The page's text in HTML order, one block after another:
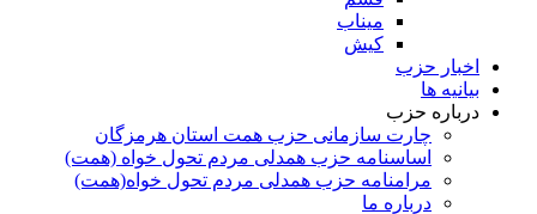
میناب
کیش
اخبار حزب
بیانیه ها
درباره حزب
چارت سازمانی حزب همت استان هرمزگان
اساسنامه حزب همدلی مردم تحول خواه (همت)
مرامنامه حزب همدلی مردم تحول خواه(همت)
درباره ما